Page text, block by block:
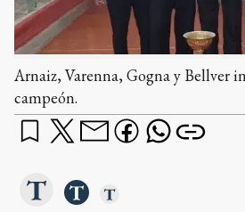
Arnaiz, Varenna, Gogna y Bellver
campeón.